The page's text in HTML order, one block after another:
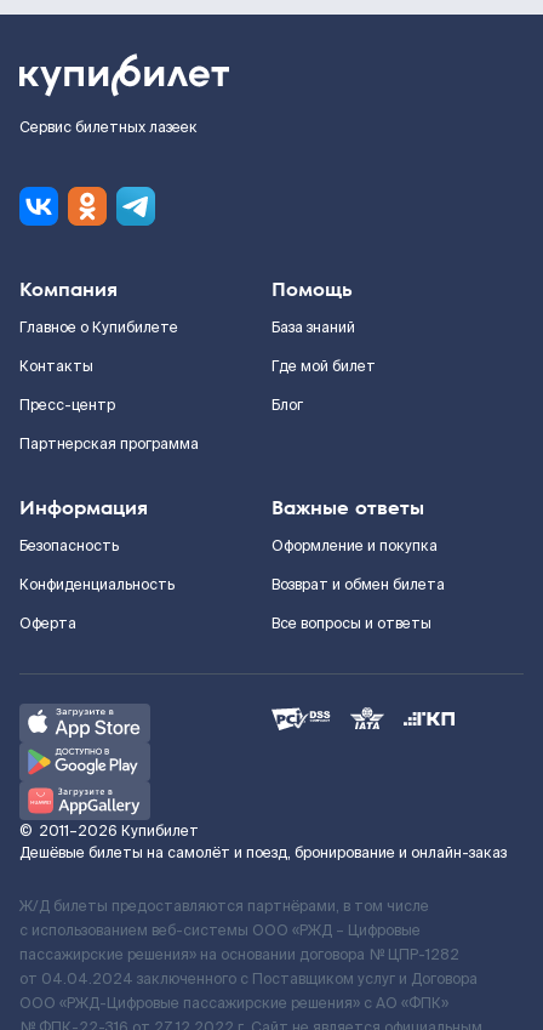
Сервис билетных лазеек
Компания
Главное о Купибилете
Контакты
Пресс-центр
Партнерская программа
Помощь
База знаний
Где мой билет
Блог
Информация
Безопасность
Конфиденциальность
Оферта
Важные ответы
Оформление и покупка
Возврат и обмен билета
Все вопросы и ответы
© 2011–2026 Купибилет
Дешёвые билеты на самолёт и поезд, бронирование и онлайн-заказ
Ж/Д билеты предоставляются партнёрами, в том числе
с использованием веб-системы ООО «РЖД – Цифровые
пассажирские решения» на основании договора № ЦПР-1282
от 04.04.2024 заключенного с Поставщиком услуг и Договора
ООО «РЖД-Цифровые пассажирские решения» c АО «ФПК»